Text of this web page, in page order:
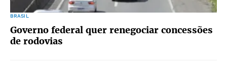
BRASIL
Governo federal quer renegociar concessões
de rodovias